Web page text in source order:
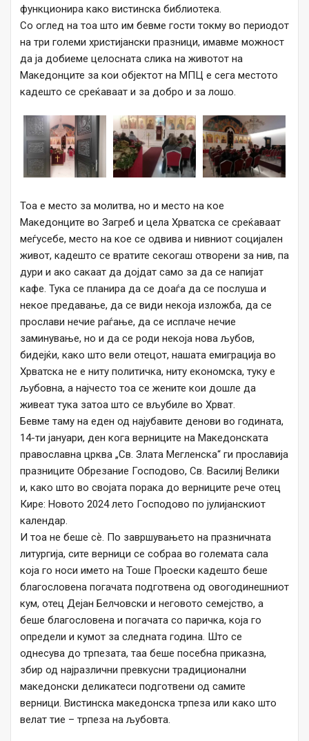
функционира како вистинска библиотека.
Со оглед на тоа што им бевме гости токму во периодот
на три големи христијански празници, имавме можност
да ја добиеме целосната слика на животот на
Македонците за кои објектот на МПЦ е сега местото
кадешто се среќаваат и за добро и за лошо.
Тоа е место за молитва, но и место на кое
Македонците во Загреб и цела Хрватска се среќаваат
меѓусебе, место на кое се одвива и нивниот социјален
живот, кадешто се вратите секогаш отворени за нив, па
дури и ако сакаат да дојдат само за да се напијат
кафе. Тука се планира да се доаѓа да се послуша и
некое предавање, да се види некоја изложба, да се
прослави нечие раѓање, да се исплаче нечие
заминување, но и да се роди некоја нова љубов,
бидејќи, како што вели отецот, нашата емиграција во
Хрватска не е ниту политичка, ниту економска, туку е
љубовна, а најчесто тоа се жените кои дошле да
живеат тука затоа што се вљубиле во Хрват.
Бевме таму на еден од најубавите денови во годината,
14-ти јануари, ден кога верниците на Македонската
православна црква „Св. Злата Мегленска“ ги прославија
празниците Обрезание Господово, Св. Василиј Велики
и, како што во својата порака до верниците рече отец
Кире: Новото 2024 лето Господово по јулијанскиот
календар.
И тоа не беше сѐ. По завршувањето на празничната
литургија, сите верници се собраа во големата сала
која го носи името на Тоше Проески кадешто беше
благословена погачата подготвена од овогодинешниот
кум, отец Дејан Белчовски и неговото семејство, а
беше благословена и погачата со паричка, која го
определи и кумот за следната година. Што се
однесува до трпезата, таа беше посебна приказна,
збир од најразлични превкусни традиционални
македонски деликатеси подготвени од самите
верници. Вистинска македонска трпеза или како што
велат тие – трпеза на љубовта.